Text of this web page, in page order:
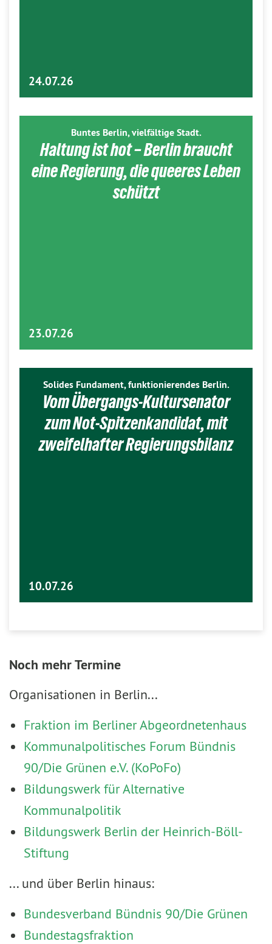
24.07.26
Buntes Berlin, vielfältige Stadt.
Haltung ist hot – Berlin braucht
eine Regierung, die queeres Leben
schützt
23.07.26
Solides Fundament, funktionierendes Berlin.
Vom Übergangs-Kultursenator
zum Not-Spitzenkandidat, mit
zweifelhafter Regierungsbilanz
10.07.26
Noch mehr Termine
Organisationen in Berlin...
Fraktion im Berliner Abgeordnetenhaus
Kommunalpolitisches Forum Bündnis
90/Die Grünen e.V. (KoPoFo)
Bildungswerk für Alternative
Kommunalpolitik
Bildungswerk Berlin der Heinrich-Böll-
Stiftung
... und über Berlin hinaus:
Bundesverband Bündnis 90/Die Grünen
Bundestagsfraktion